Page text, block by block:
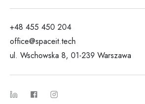
+48 455 450 204
office@spaceit.tech
ul. Wschowska 8, 01-239 Warszawa